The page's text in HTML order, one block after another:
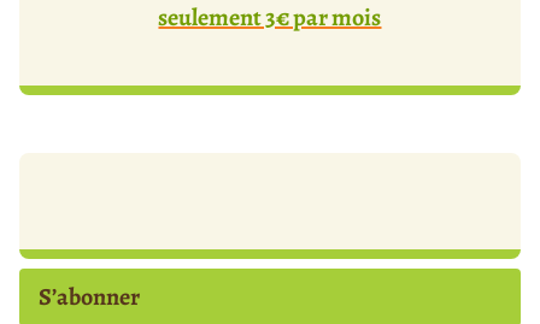
seulement 3€ par mois
S’abonner